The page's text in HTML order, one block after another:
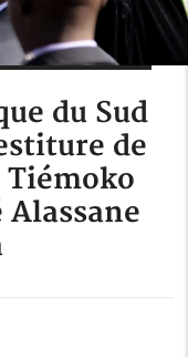
du Sud
de
Tiémoko
Alassane